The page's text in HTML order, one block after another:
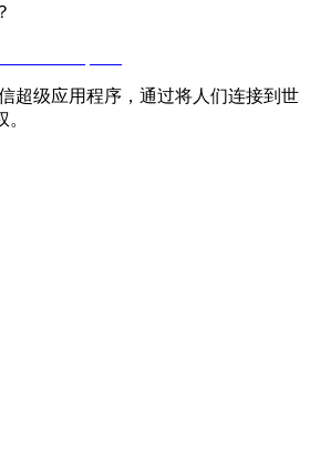
超级应用程序，通过将人们连接到世